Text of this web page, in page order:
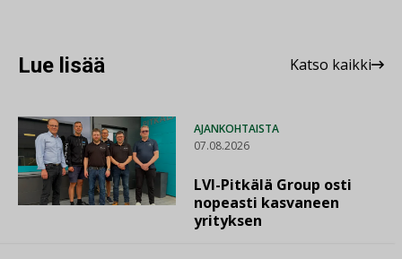
Lue lisää Katso kaikki
AJANKOHTAISTA
07.08.2026
LVI-Pitkälä Group osti
nopeasti kasvaneen
yrityksen